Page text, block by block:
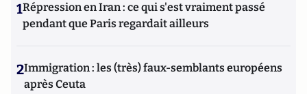
1Répression en Iran : ce qui s'est vraiment passé
pendant que Paris regardait ailleurs
2Immigration : les (très) faux-semblants européens
après Ceuta